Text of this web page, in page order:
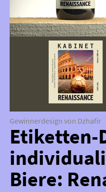
Gewinnerdesign von Dzhafir
Etiketten-
Biere: